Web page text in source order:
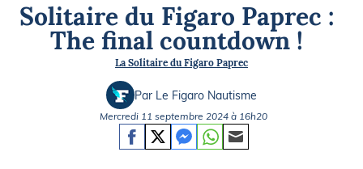
Solitaire du Figaro Paprec :
The final countdown !
La Solitaire du Figaro Paprec
Par Le Figaro Nautisme
Mercredi 11 septembre 2024 à 16h20